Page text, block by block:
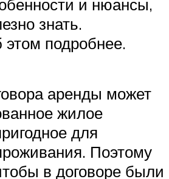
и нюансы,
знать.
подробнее.
аренды может
жилое
для
Поэтому
в договоре были